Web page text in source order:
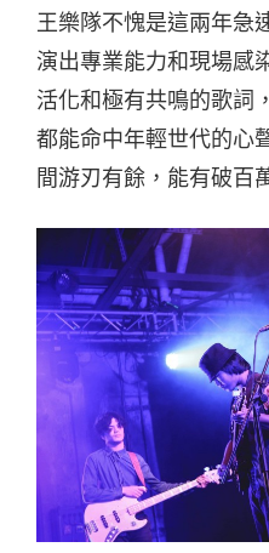
王樂隊不愧是這兩年急
演出專業能力和現場感
活化和極有共鳴的歌詞
都能命中年輕世代的心
間游刃有餘，能有破百